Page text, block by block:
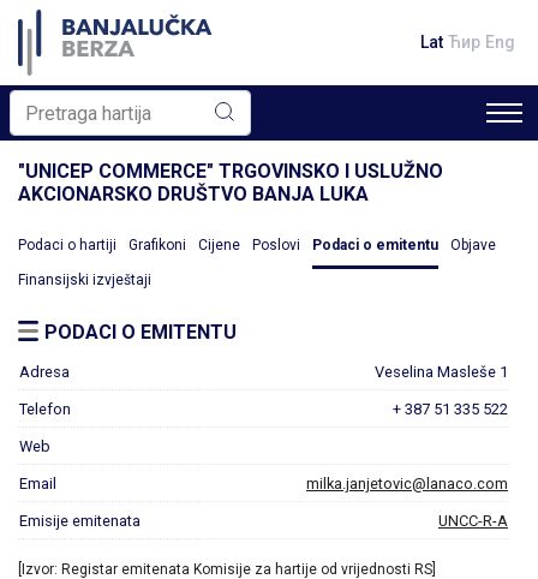
Lat Ћир Eng
"UNICEP COMMERCE" TRGOVINSKO I USLUŽNO
AKCIONARSKO DRUŠTVO BANJA LUKA
Podaci o hartiji Grafikoni Cijene Poslovi Podaci o emitentu Objave
Finansijski izvještaji
PODACI O EMITENTU
Adresa Veselina Masleše 1
Telefon + 387 51 335 522
Web
Email milka.janjetovic@lanaco.com
Emisije emitenata UNCC-R-A
[Izvor: Registar emitenata Komisije za hartije od vrijednosti RS]